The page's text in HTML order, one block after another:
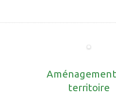
territoire